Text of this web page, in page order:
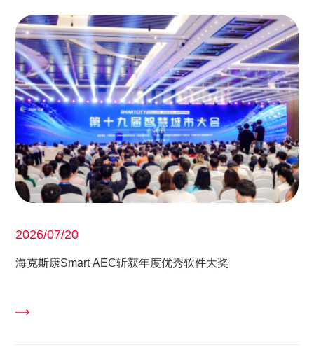
2026/07/20
海克斯康Smart AEC斩获年度优秀软件大奖